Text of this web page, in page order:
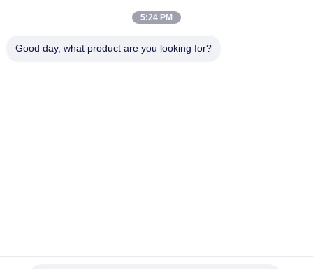
210 বার হাইড্রোলিক সিস্টেম চাপ ভারী লিফট ফোর্কলিফ্ট নামমাত্র ক্ষমতা 16000 কেজি
5:24 PM
Good day, what product are you looking for?